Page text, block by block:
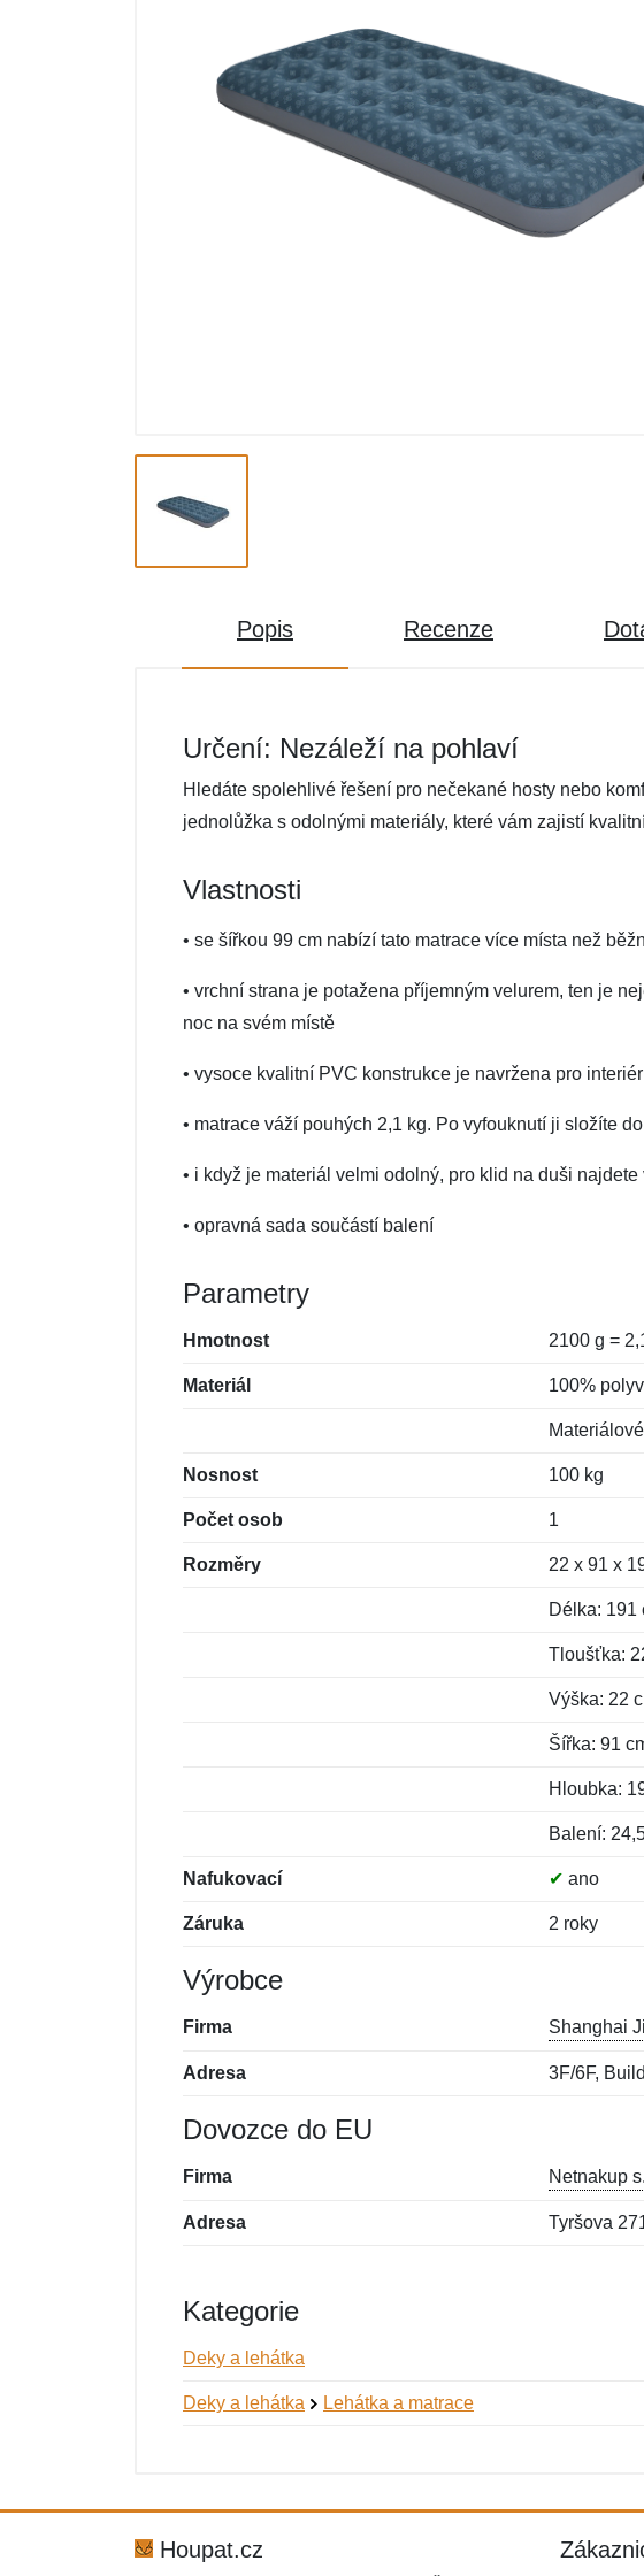
Popis Recenze
Určení: Nezáleží na pohlaví
Hledáte spolehlivé řešení pro nečekané hosty nebo
jednolůžka s odolnými materiály, které vám zajistí
Vlastnosti
• se šířkou 99 cm nabízí tato matrace více místa než
• vrchní strana je potažena příjemným velurem, ten je
noc na svém místě
• vysoce kvalitní PVC konstrukce je navržena pro
• matrace váží pouhých 2,1 kg. Po vyfouknutí ji složíte
• i když je materiál velmi odolný, pro klid na duši
• opravná sada součástí balení
Parametry
Hmotnost 2100 g =
Materiál 100%
Nosnost 100 kg
Počet osob 1
Rozměry 22 x 91 x
Délka: 191
Tloušťka:
Výška: 22
Šířka: 91
Hloubka:
Balení:
Nafukovací ✔ ano
Záruka 2 roky
Výrobce
Firma Shanghai
Adresa 3F/6F,
Dovozce do EU
Firma Netnakup
Adresa Tyršova
Kategorie
Deky a lehátka
Deky a lehátka Lehátka a matrace
Houpat.cz